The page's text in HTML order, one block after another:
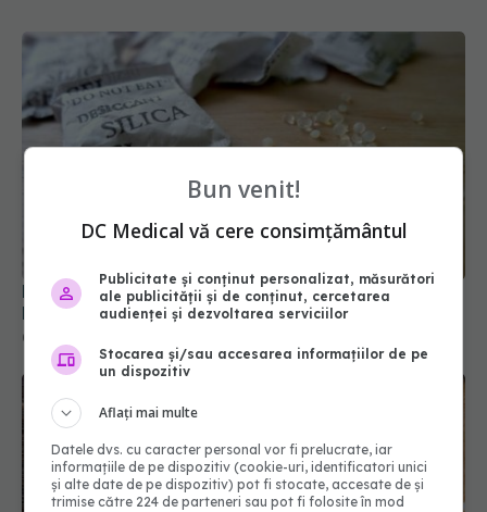
Nu mai arunca niciodată plicurile de silica gel. 9
lucruri uimitoare pe care le poți face
06 ian 2026, 19:41
Bun venit!
DC Medical vă cere consimțământul
Publicitate și conținut personalizat, măsurători
ale publicității și de conținut, cercetarea
audienței și dezvoltarea serviciilor
Stocarea și/sau accesarea informațiilor de pe
un dispozitiv
Aflați mai multe
Datele dvs. cu caracter personal vor fi prelucrate, iar
informațiile de pe dispozitiv (cookie-uri, identificatori unici
și alte date de pe dispozitiv) pot fi stocate, accesate de și
trimise către 224 de parteneri sau pot fi folosite în mod